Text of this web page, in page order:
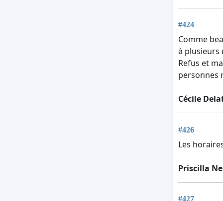
#424
Comme
à plusieurs
Refus et
personnes
Cécile
#426
Les
Priscilla
#427